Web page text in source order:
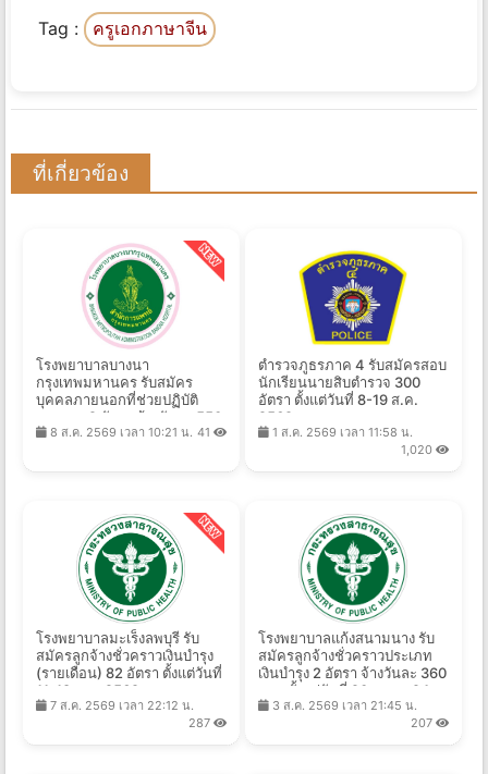
Tag : ครูเอกภาษาจีน
ที่เกี่ยวข้อง
โรงพยาบาลบางนา
กรุงเทพมหานคร รับสมัคร
บุคคลภายนอกที่ช่วยปฏิบัติ
ราชการ 2 อัตรา จ้างวันละ 550
- 1,400 บาท ตั้งแต่วันที่ 7-14
8 ส.ค. 2569 เวลา 10:21 น. 41
ตำรวจภูธรภาค 4 รับสมัครสอบ
นักเรียนนายสิบตำรวจ 300
อัตรา ตั้งแต่วันที่ 8-19 ส.ค.
2569
1 ส.ค. 2569 เวลา 11:58 น.
1,020
โรงพยาบาลมะเร็งลพบุรี รับ
สมัครลูกจ้างชั่วคราวเงินบำรุง
(รายเดือน) 82 อัตรา ตั้งแต่วันที่
11-18 ส.ค. 2569
7 ส.ค. 2569 เวลา 22:12 น.
287
โรงพยาบาลแก้งสนามนาง รับ
สมัครลูกจ้างชั่วคราวประเภท
เงินบำรุง 2 อัตรา จ้างวันละ 360
บาท ตั้งแต่วันที่ 20 ก.ค. - 24
ส.ค. 2569
3 ส.ค. 2569 เวลา 21:45 น.
207